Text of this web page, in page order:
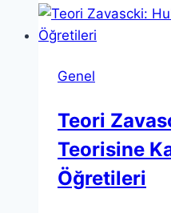
Komplo
Genel
Teori
Teorisine
Öğretileri